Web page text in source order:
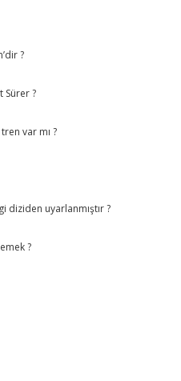
?
Sürer ?
var mı ?
diziden uyarlanmıştır ?
?